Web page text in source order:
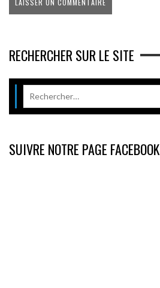
RECHERCHER SUR LE SITE
SUIVRE NOTRE PAGE FACEBOOK